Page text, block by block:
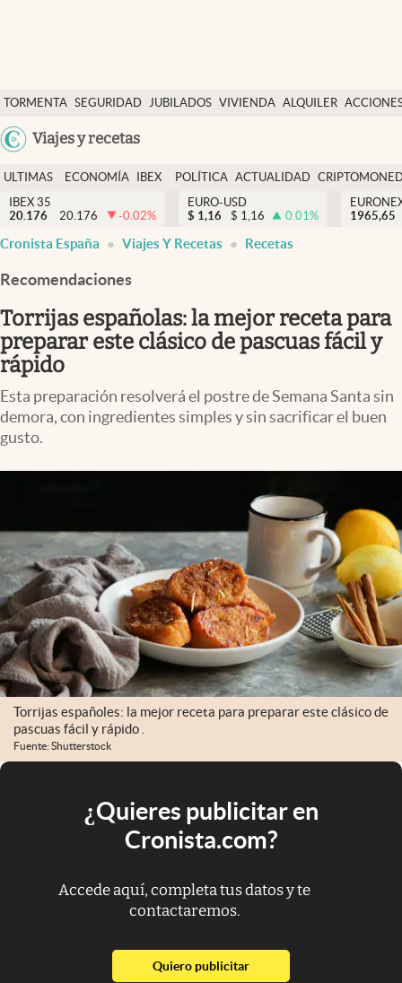
TORMENTA SEGURIDAD JUBILADOS VIVIENDA ALQUILER
USA
Viajes y recetas
Economía y finanzas
Política
Actualidad
Criptomonedas
España
ULTIMAS
NOTICIAS
ECONOMÍA
FINANZAS
IBEX
EURO
POLÍTICA ACTUALIDAD
IBEX 35
20.176
20.176 -0.02%
EURO-USD
$ 1,16 $ 1,16 0.01%
1965,65
Cronista España Viajes Y Recetas Recetas
Recomendaciones
Torrijas españolas: la mejor receta para
preparar este clásico de pascuas fácil y
rápido
Esta preparación resolverá el postre de Semana Santa sin
demora, con ingredientes simples y sin sacrificar el buen
gusto.
Torrijas españoles: la mejor receta para preparar este clásico de
pascuas fácil y rápido .
Fuente: Shutterstock
¿Quieres publicitar en
Cronista.com?
Accede aquí, completa tus datos y te
contactaremos.
Quiero publicitarabre en nueva pestaña